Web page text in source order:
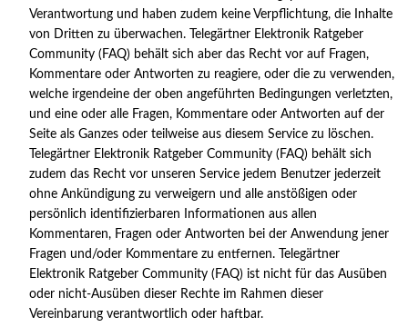
Verantwortung und haben zudem keine Verpflichtung, die Inhalte
von Dritten zu überwachen. Telegärtner Elektronik Ratgeber
Community (FAQ) behält sich aber das Recht vor auf Fragen,
Kommentare oder Antworten zu reagiere, oder die zu verwenden,
welche irgendeine der oben angeführten Bedingungen verletzten,
und eine oder alle Fragen, Kommentare oder Antworten auf der
Seite als Ganzes oder teilweise aus diesem Service zu löschen.
Telegärtner Elektronik Ratgeber Community (FAQ) behält sich
zudem das Recht vor unseren Service jedem Benutzer jederzeit
ohne Ankündigung zu verweigern und alle anstößigen oder
persönlich identifizierbaren Informationen aus allen
Kommentaren, Fragen oder Antworten bei der Anwendung jener
Fragen und/oder Kommentare zu entfernen. Telegärtner
Elektronik Ratgeber Community (FAQ) ist nicht für das Ausüben
oder nicht-Ausüben dieser Rechte im Rahmen dieser
Vereinbarung verantwortlich oder haftbar.